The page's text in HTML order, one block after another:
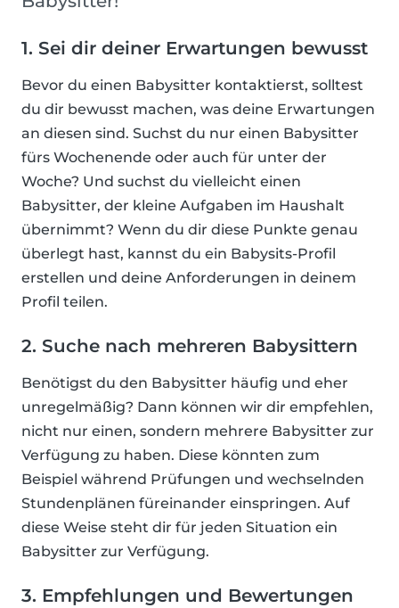
1. Sei dir deiner Erwartungen bewusst
Bevor du einen Babysitter kontaktierst, solltest
du dir bewusst machen, was deine Erwartungen
an diesen sind. Suchst du nur einen Babysitter
fürs Wochenende oder auch für unter der
Woche? Und suchst du vielleicht einen
Babysitter, der kleine Aufgaben im Haushalt
übernimmt? Wenn du dir diese Punkte genau
überlegt hast, kannst du ein Babysits-Profil
erstellen und deine Anforderungen in deinem
Profil teilen.
2. Suche nach mehreren Babysittern
Benötigst du den Babysitter häufig und eher
unregelmäßig? Dann können wir dir empfehlen,
nicht nur einen, sondern mehrere Babysitter zur
Verfügung zu haben. Diese könnten zum
Beispiel während Prüfungen und wechselnden
Stundenplänen füreinander einspringen. Auf
diese Weise steht dir für jeden Situation ein
Babysitter zur Verfügung.
3. Empfehlungen und Bewertungen